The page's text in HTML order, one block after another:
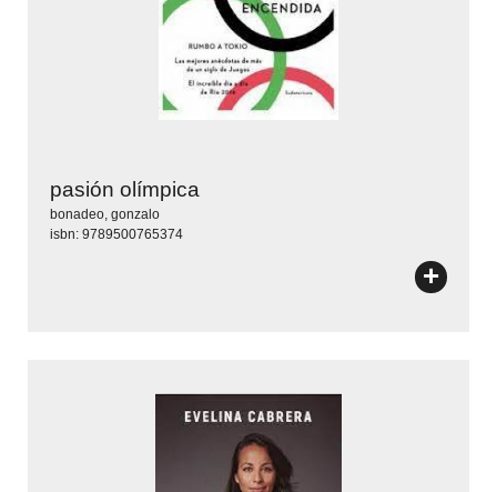
pasión olímpica
bonadeo, gonzalo
isbn: 9789500765374
+